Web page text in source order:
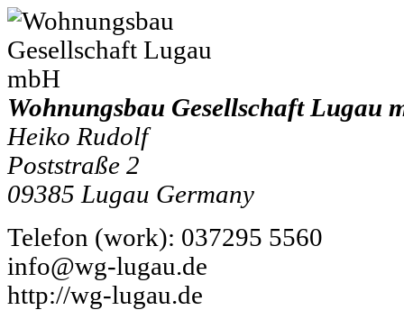
Wohnungsbau Gesellschaft Lugau
Heiko Rudolf
Poststraße 2
09385 Lugau Germany
Telefon (work): 037295 5560
info@wg-lugau.de
http://wg-lugau.de